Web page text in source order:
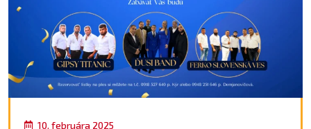
10. februára 2025